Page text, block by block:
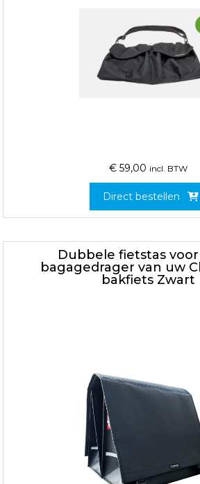
€ 59,00 incl. BTW
Direct bestellen
Dubbele fietstas
bagagedrager van uw
bakfiets Zwart